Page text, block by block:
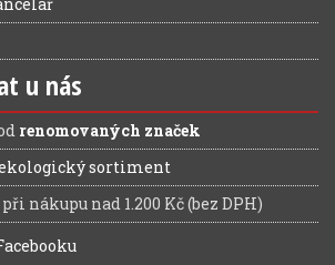
u nás
renomovaných značek
sortiment
při nákupu nad 1.200 Kč (bez DPH)